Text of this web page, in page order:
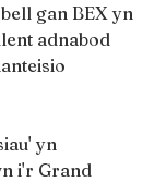
gan BEX yn
adnabod
yn
i'r Grand